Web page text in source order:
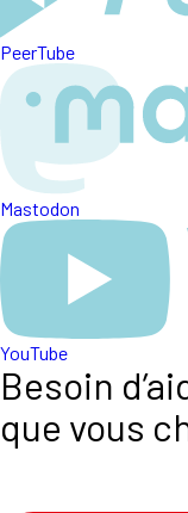
PeerTube
Mastodon
YouTube
Besoin
que vous